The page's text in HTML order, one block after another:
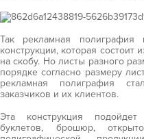
Так рекламная полиграфия
конструкции, которая состоит
на скобу. Но листы разного
порядке согласно размеру
рекламная полиграфия
заказчиков и их клиентов.
Эта конструкция
буклетов, брошюр,